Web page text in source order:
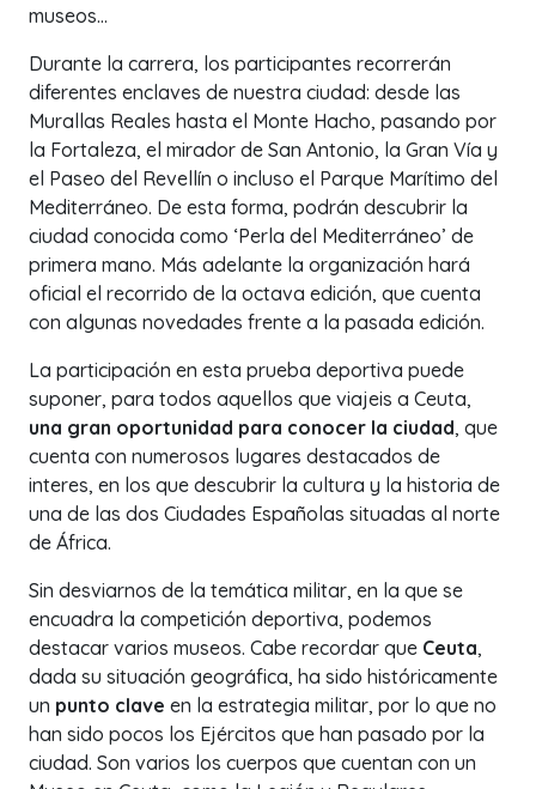
museos…
Durante la carrera, los participantes recorrerán
diferentes enclaves de nuestra ciudad: desde las
Murallas Reales hasta el Monte Hacho, pasando por
la Fortaleza, el mirador de San Antonio, la Gran Vía y
el Paseo del Revellín o incluso el Parque Marítimo del
Mediterráneo. De esta forma, podrán descubrir la
ciudad conocida como ‘Perla del Mediterráneo’ de
primera mano. Más adelante la organización hará
oficial el recorrido de la octava edición, que cuenta
con algunas novedades frente a la pasada edición.
La participación en esta prueba deportiva puede
suponer, para todos aquellos que viajeis a Ceuta,
una gran oportunidad para conocer la ciudad, que
cuenta con numerosos lugares destacados de
interes, en los que descubrir la cultura y la historia de
una de las dos Ciudades Españolas situadas al norte
de África.
Sin desviarnos de la temática militar, en la que se
encuadra la competición deportiva, podemos
destacar varios museos. Cabe recordar que Ceuta,
dada su situación geográfica, ha sido históricamente
un punto clave en la estrategia militar, por lo que no
han sido pocos los Ejércitos que han pasado por la
ciudad. Son varios los cuerpos que cuentan con un